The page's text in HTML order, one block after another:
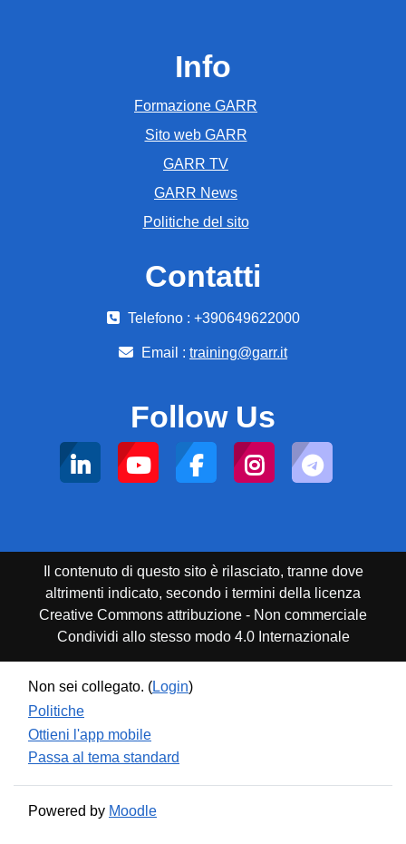
Info
Formazione GARR
Sito web GARR
GARR TV
GARR News
Politiche del sito
Contatti
Telefono : +390649622000
Email : training@garr.it
Follow Us
Il contenuto di questo sito è rilasciato, tranne dove
altrimenti indicato, secondo i termini della licenza
Creative Commons attribuzione - Non commerciale
Condividi allo stesso modo 4.0 Internazionale
Non sei collegato. (Login)
Politiche
Ottieni l'app mobile
Passa al tema standard
Powered by Moodle